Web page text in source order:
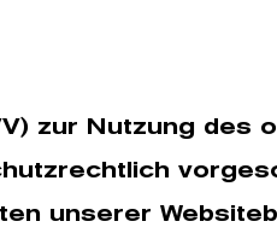
zur Nutzung des
unserer